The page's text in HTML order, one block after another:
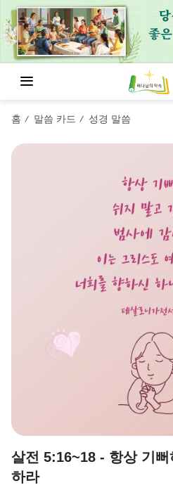
홈 / 말씀 카드 / 성경 말씀
살전 5:16~18 - 항상 기
하라